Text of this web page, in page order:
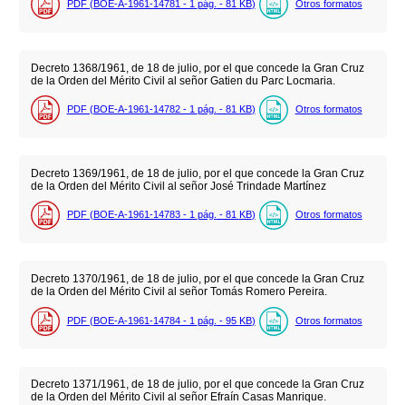
PDF (BOE-A-1961-14781 - 1 pág. - 81 KB) Otros formatos
Decreto 1368/1961, de 18 de julio, por el que concede la Gran Cruz
de la Orden del Mérito Civil al señor Gatien du Parc Locmaria.
PDF (BOE-A-1961-14782 - 1 pág. - 81 KB) Otros formatos
Decreto 1369/1961, de 18 de julio, por el que concede la Gran Cruz
de la Orden del Mérito Civil al señor José Trindade Martínez
PDF (BOE-A-1961-14783 - 1 pág. - 81 KB) Otros formatos
Decreto 1370/1961, de 18 de julio, por el que concede la Gran Cruz
de la Orden del Mérito Civil al señor Tomás Romero Pereira.
PDF (BOE-A-1961-14784 - 1 pág. - 95 KB) Otros formatos
Decreto 1371/1961, de 18 de julio, por el que concede la Gran Cruz
de la Orden del Mérito Civil al señor Efraín Casas Manrique.